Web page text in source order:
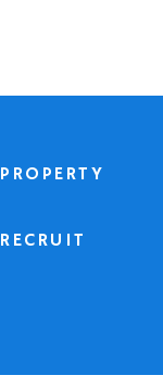
PROPERTY
RECRUIT